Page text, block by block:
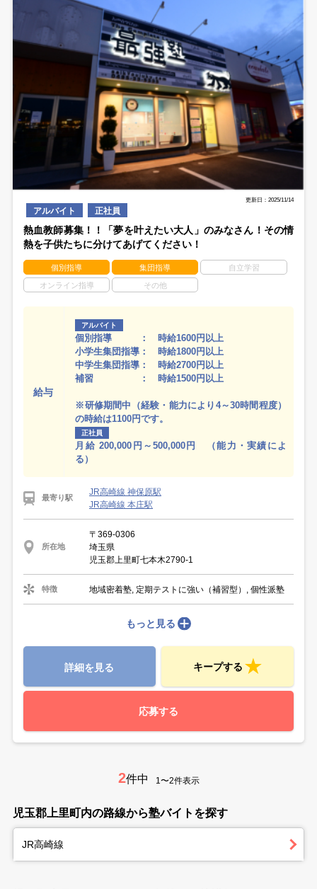
更新日：2025/11/14
アルバイト 正社員
熱血教師募集！！「夢を叶えたい大人」のみなさん！その情
熱を子供たちに分けてあげてください！
個別指導 集団指導 自立学習
オンライン指導 その他
給与
アルバイト
個別指導 ： 時給1600円以上
小学生集団指導： 時給1800円以上
中学生集団指導： 時給2700円以上
補習 ： 時給1500円以上
※研修期間中（経験・能力により4～30時間程度）
の時給は1100円です。
正社員
月給 200,000円～500,000円 （能力・実績によ
る）
最寄り駅
JR高崎線 神保原駅
JR高崎線 本庄駅
所在地
〒369-0306
埼玉県
児玉郡上里町七本木2790-1
特徴 地域密着塾, 定期テストに強い（補習型）, 個性派塾
もっと見る
詳細を見る キープする
応募する
2件中 1〜2件表示
児玉郡上里町内の路線から塾バイトを探す
JR高崎線